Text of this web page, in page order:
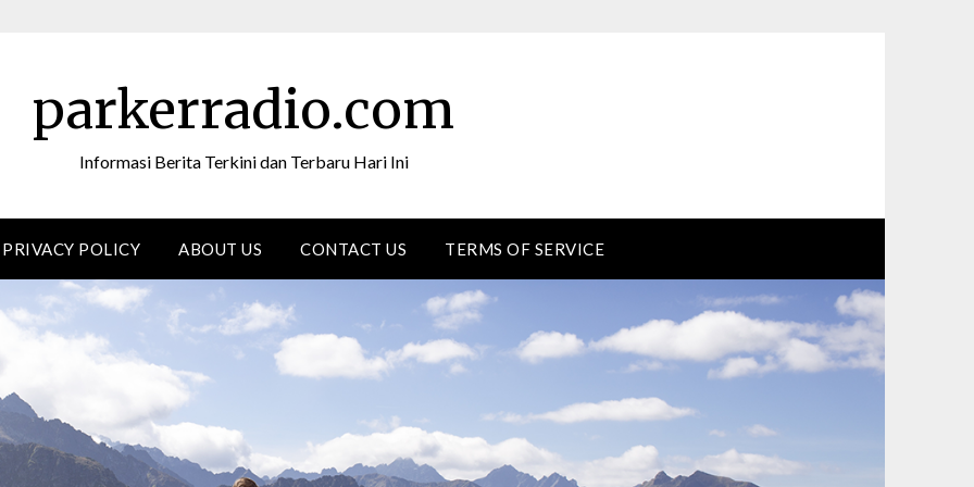
parkerradio.com
Informasi Berita Terkini dan Terbaru Hari Ini
PRIVACY POLICY ABOUT US CONTACT US TERMS OF SERVICE